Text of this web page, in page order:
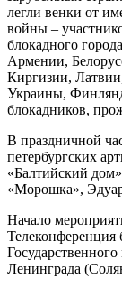
легли венки от
войны –
блокадного
Армении,
Киргизии,
Украины,
блокадников,
В праздничной
петербургских
«Балтийский
«Морошка»,
Начало
Телеконференция
Ленинграда